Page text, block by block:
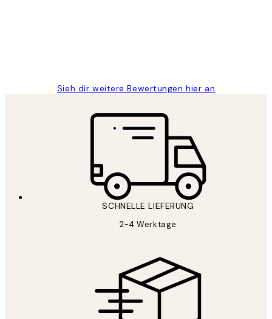
Sieh dir weitere Bewertungen hier an
SCHNELLE LIEFERUNG
2-4 Werktage